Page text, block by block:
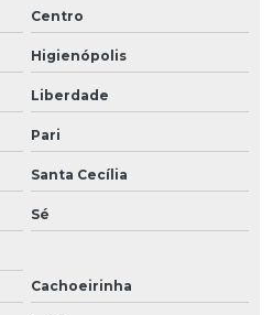
Centro
Higienópolis
Liberdade
Pari
Santa Cecília
Sé
Cachoeirinha